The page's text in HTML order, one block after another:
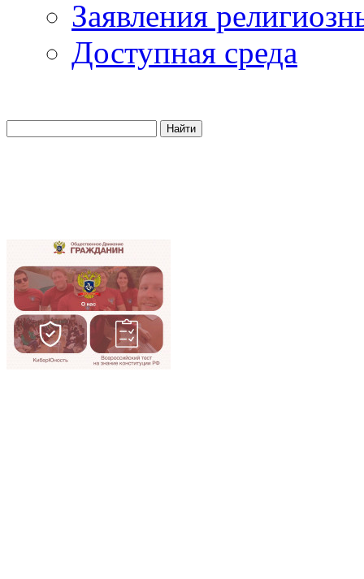
Заявления
Доступная среда
Найти